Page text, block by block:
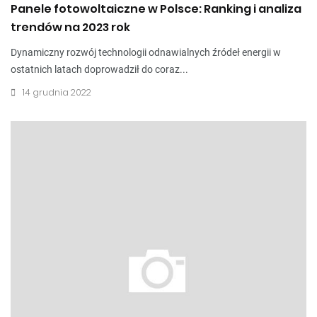
Panele fotowoltaiczne w Polsce: Ranking i analiza
trendów na 2023 rok
Dynamiczny rozwój technologii odnawialnych źródeł energii w
ostatnich latach doprowadził do coraz...
14 grudnia 2022